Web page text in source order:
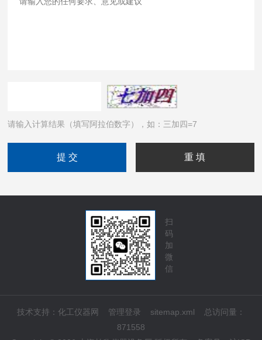
请输入计算结果（填写阿拉伯数字），如：三加四=7
扫
码
加
微
信
技术支持： 化工仪器网 管理登录 sitemap.xml
总访问量：
871558